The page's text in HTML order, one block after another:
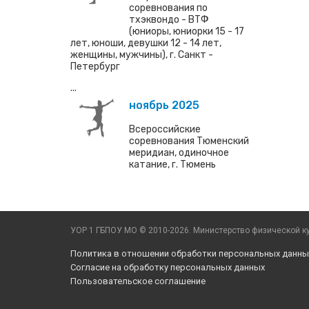
соревнования по
тхэквондо - ВТФ
(юниоры, юниорки 15 - 17
лет, юноши, девушки 12 - 14 лет,
женщины, мужчины), г. Санкт -
Петербург
...
ноябрь 2025
Всероссийские
соревнования Тюменский
меридиан, одиночное
катание, г. Тюмень
УОР 1 ГБПОУ МО © 2010-2026. Министерство физической
Политика в отношении обработки персональных
Согласие на обработку персональных данных
Пользовательское соглашение